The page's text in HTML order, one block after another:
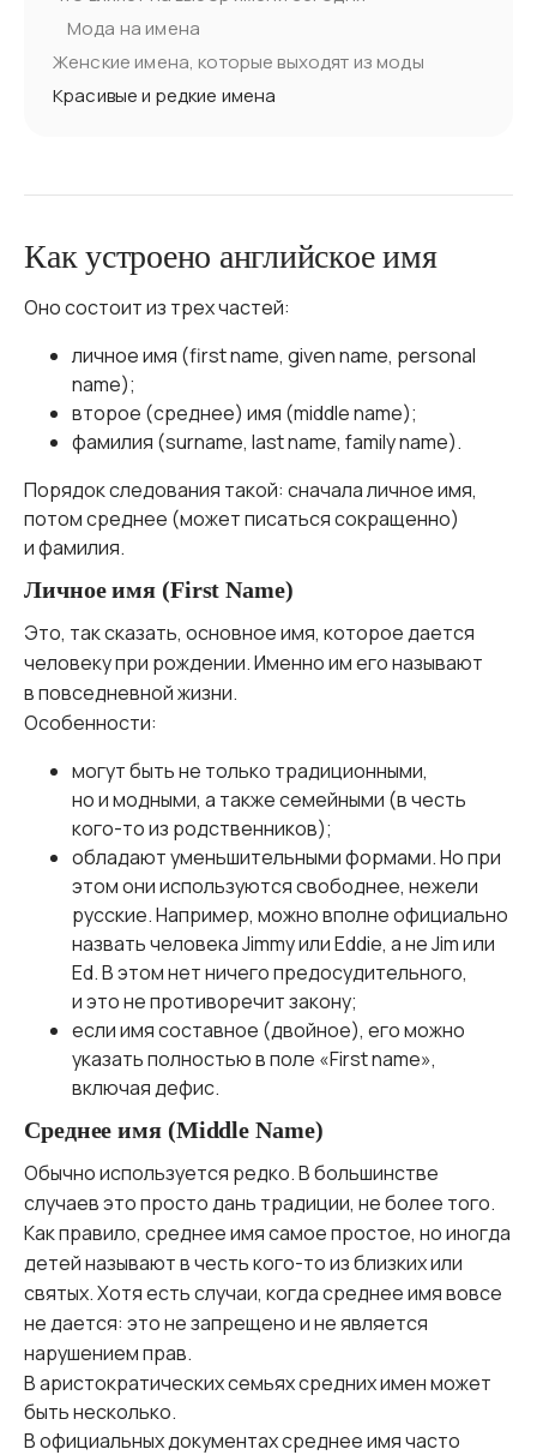
Мода на имена
Женские имена, которые выходят из моды
Красивые и редкие имена
Как устроено английское имя
Оно состоит из трех частей:
личное имя (first name, given name, personal
name);
второе (среднее) имя (middle name);
фамилия (surname, last name, family name).
Порядок следования такой: сначала личное имя,
потом среднее (может писаться сокращенно)
и фамилия.
Личное имя (First Name)
Это, так сказать, основное имя, которое дается
человеку при рождении. Именно им его называют
в повседневной жизни.
Особенности:
могут быть не только традиционными,
но и модными, а также семейными (в честь
кого-то из родственников);
обладают уменьшительными формами. Но при
этом они используются свободнее, нежели
русские. Например, можно вполне официально
назвать человека Jimmy или Eddie, а не Jim или
Ed. В этом нет ничего предосудительного,
и это не противоречит закону;
если имя составное (двойное), его можно
указать полностью в поле «First name»,
включая дефис.
Среднее имя (Middle Name)
Обычно используется редко. В большинстве
случаев это просто дань традиции, не более того.
Как правило, среднее имя самое простое, но иногда
детей называют в честь кого-то из близких или
святых. Хотя есть случаи, когда среднее имя вовсе
не дается: это не запрещено и не является
нарушением прав.
В аристократических семьях средних имен может
быть несколько.
В официальных документах среднее имя часто